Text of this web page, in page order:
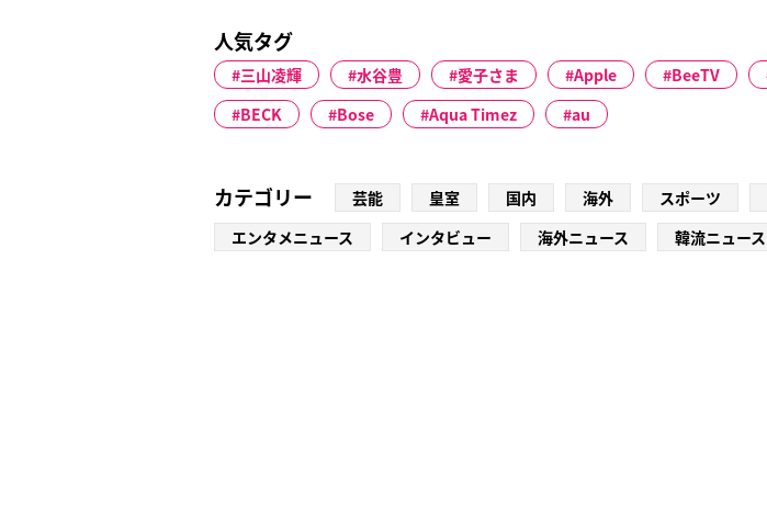
人気タグ
三山凌輝 水谷豊 愛子さま Apple BeeTV
BECK
Bose Aqua Timez au
カテゴリー 芸能 皇室 国内 海外 スポーツ
エンタメニュース
インタビュー 海外ニュース 韓流ニュース